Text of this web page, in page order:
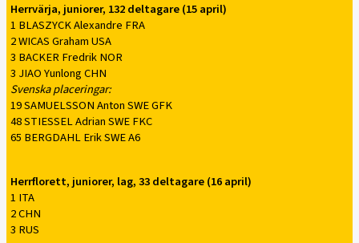
Herrvärja, juniorer, 132 deltagare (15 april)
1 BLASZYCK Alexandre FRA
2 WICAS Graham USA
3 BACKER Fredrik NOR
3 JIAO Yunlong CHN
Svenska placeringar:
19 SAMUELSSON Anton SWE GFK
48 STIESSEL Adrian SWE FKC
65 BERGDAHL Erik SWE A6
Herrflorett, juniorer, lag, 33 deltagare (16 april)
1 ITA
2 CHN
3 RUS